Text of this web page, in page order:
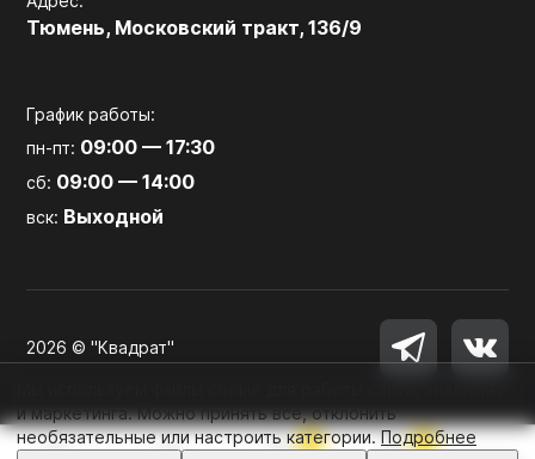
0 0
Тюмень, Московский тракт, 136/9
График работы:
пн-пт: 09:00 — 17:30
сб: 09:00 — 14:00
вск: Выходной
2026 © "Квадрат"
и маркетинга. Можно принять все, отклонить
необязательные или настроить категории.Подробнее